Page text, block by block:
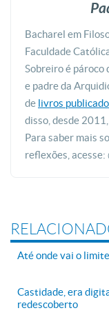
Bacharel em
Faculdade
Sobreiro é pároco
e padre da
de livros
disso, desde
Para saber mais
reflexões,
Até onde vai o
Castidade, era
redescoberto